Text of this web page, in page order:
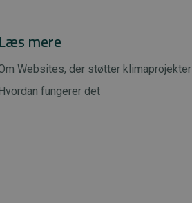
Læs mere
Websites, der støtter klimaprojekter
fungerer det